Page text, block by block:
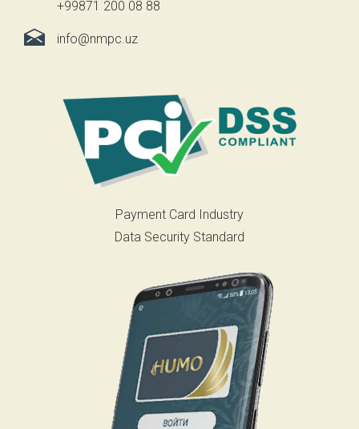
+99871 200 08 88
info@nmpc.uz
Payment Card Industry
Data Security Standard